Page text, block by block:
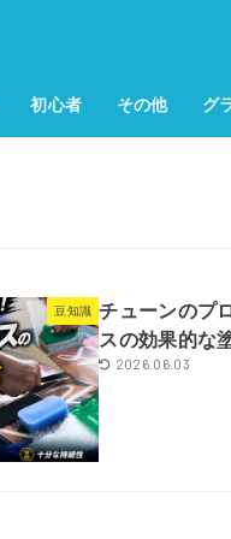
初心者 その他 グ
豆知識
チューンのプ
スの効果的な
2026.06.03